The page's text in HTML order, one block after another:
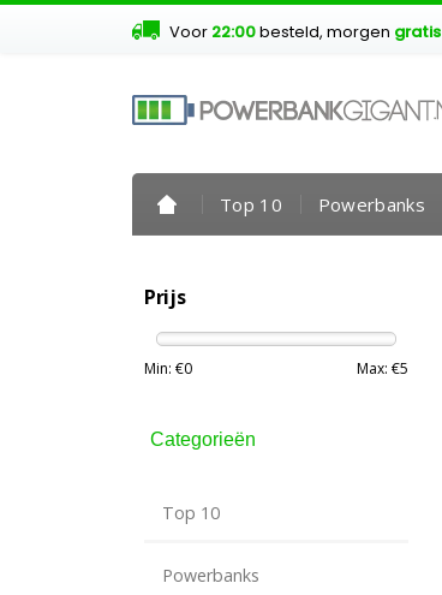
Voor 22:00besteld, morgen gratis
Top 10 Powerbanks
Prijs
Min: €0 Max: €5
Categorieën
Top 10
Powerbanks